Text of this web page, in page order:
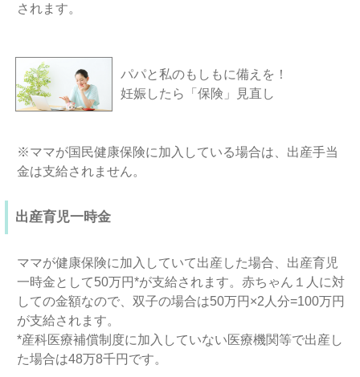
されます。
パパと私のもしもに備えを！
妊娠したら「保険」見直し
※ママが国民健康保険に加入している場合は、出産手当
金は支給されません。
出産育児一時金
ママが健康保険に加入していて出産した場合、出産育児
一時金として50万円*が支給されます。赤ちゃん１人に対
しての金額なので、双子の場合は50万円×2人分=100万円
が支給されます。
*産科医療補償制度に加入していない医療機関等で出産し
た場合は48万8千円です。